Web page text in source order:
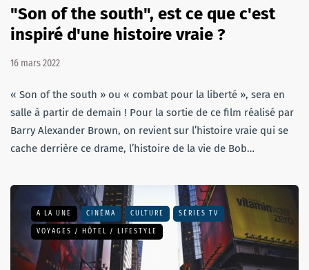
"Son of the south", est ce que c'est
inspiré d'une histoire vraie ?
16 mars 2022
« Son of the south » ou « combat pour la liberté », sera en
salle à partir de demain ! Pour la sortie de ce film réalisé par
Barry Alexander Brown, on revient sur l’histoire vraie qui se
cache derrière ce drame, l’histoire de la vie de Bob…
A LA UNE CINÉMA CULTURE SÉRIES TV
VOYAGES / HÔTEL / LIFESTYLE